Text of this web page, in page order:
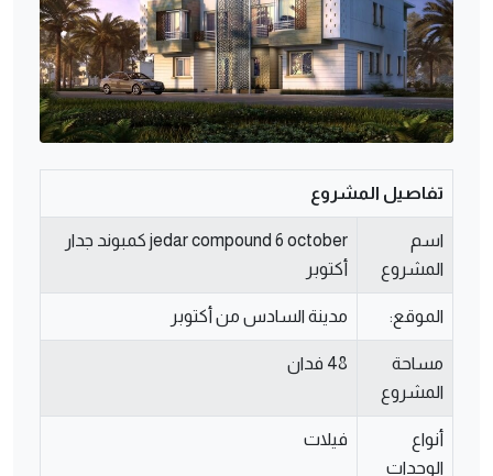
تفاصيل المشروع
اسم
المشروع
jedar compound 6 october كمبوند جدار
أكتوبر
الموقع: مدينة السادس من أكتوبر
مساحة
المشروع
48 فدان
أنواع
الوحدات
فيلات